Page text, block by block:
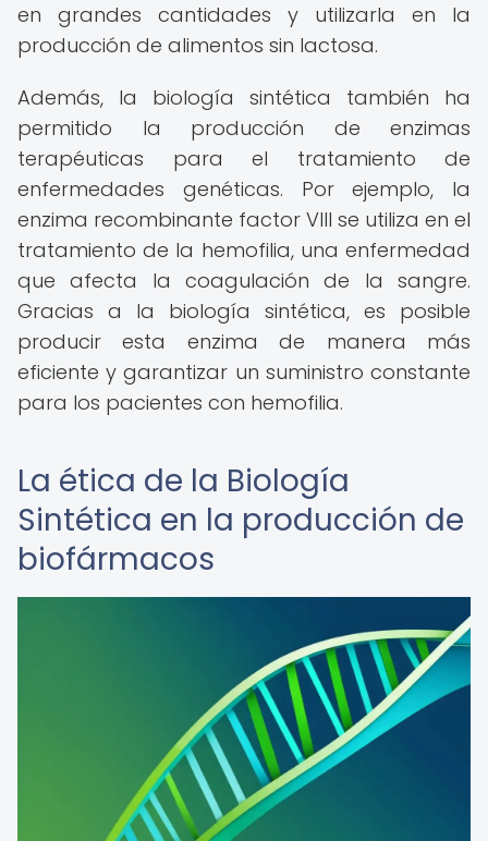
en grandes cantidades y utilizarla en la
producción de alimentos sin lactosa.
Además, la biología sintética también ha
permitido la producción de enzimas
terapéuticas para el tratamiento de
enfermedades genéticas. Por ejemplo, la
enzima recombinante factor VIII se utiliza en el
tratamiento de la hemofilia, una enfermedad
que afecta la coagulación de la sangre.
Gracias a la biología sintética, es posible
producir esta enzima de manera más
eficiente y garantizar un suministro constante
para los pacientes con hemofilia.
La ética de la Biología
Sintética en la producción de
biofármacos